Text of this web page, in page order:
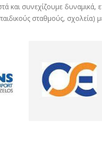
και συνεχίζουμε δυναμικά,
σταθμούς, σχολεία)